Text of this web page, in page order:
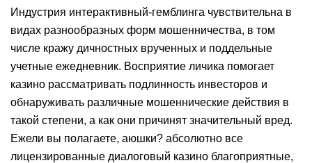
Индустрия интерактивный-гемблинга чувствительна в
видах разнообразных форм мошенничества, в том
числе кражу дичностных врученных и поддельные
учетные ежедневник. Восприятие личика помогает
казино рассматривать подлинность инвесторов и
обнаруживать различные мошеннические действия в
такой степени, а как они причинят значительный вред.
Ежели вы полагаете, аюшки? абсолютно все
лицензированные диалоговый казино благоприятные,